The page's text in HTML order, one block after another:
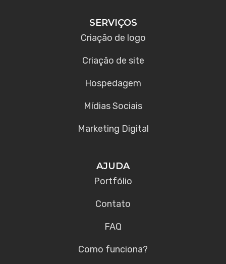
SERVIÇOS
Criação de logo
Criação de site
Hospedagem
Mídias Sociais
Marketing Digital
AJUDA
Portfólio
Contato
FAQ
Como funciona?